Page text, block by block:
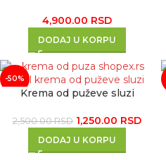
4,900.00 RSD
DODAJ U KORPU
-50%
Krema od puževe sluzi
2,500.00RSD 1,250.00 RSD
DODAJ U KORPU